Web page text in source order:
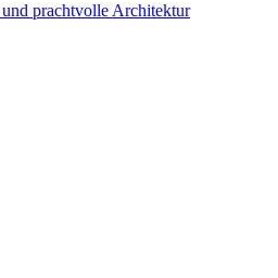
prachtvolle Architektur